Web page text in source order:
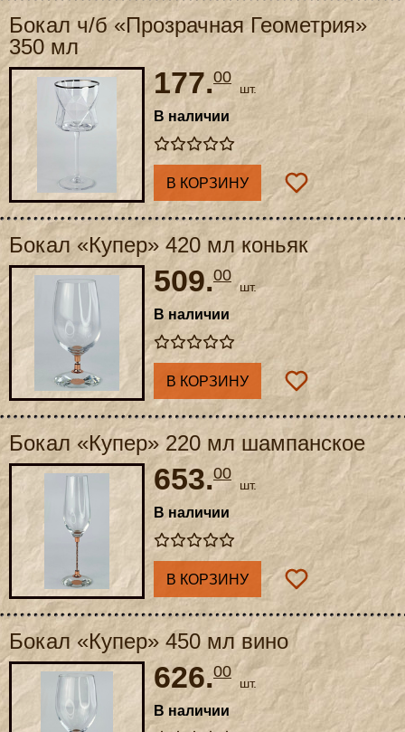
Бокал ч/б «Прозрачная Геометрия»
350 мл
177.00
шт.
В наличии
В КОРЗИНУ
Бокал «Купер» 420 мл коньяк
509.00
шт.
В наличии
В КОРЗИНУ
Бокал «Купер» 220 мл шампанское
653.00
шт.
В наличии
В КОРЗИНУ
Бокал «Купер» 450 мл вино
626.00
шт.
В наличии